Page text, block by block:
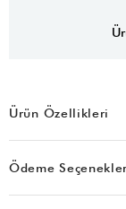
Ürün Özellikleri
Ödeme